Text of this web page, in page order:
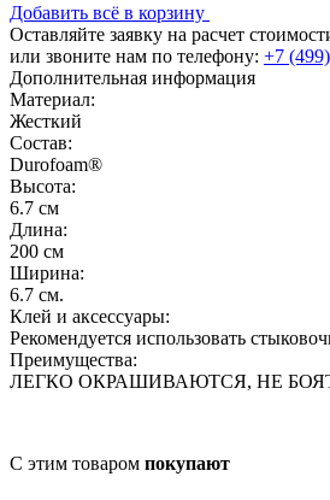
Добавить всё в корзину
Оставляйте заявку на расчет
или звоните нам по телефону: +7
Дополнительная информация
Материал:
Жесткий
Состав:
Durofoam® ‎
Высота:
6.7 см
Длина:
200 см
Ширина:
6.7 см.
Клей и аксессуары:
Рекомендуется использовать
Преимущества:
ЛЕГКО ОКРАШИВАЮТСЯ, НЕ
С этим товаром покупают